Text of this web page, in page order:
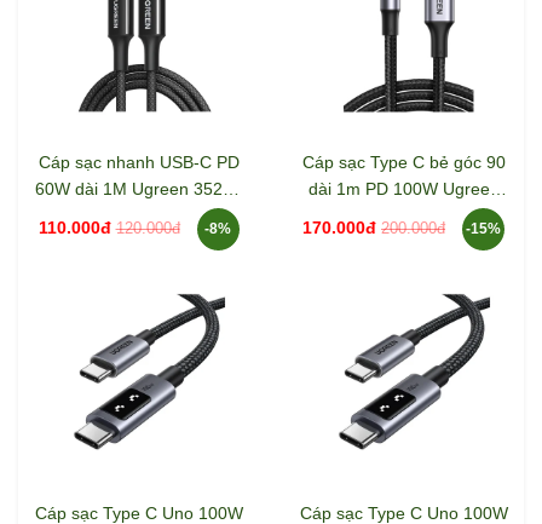
Cáp sạc nhanh USB-C PD
60W dài 1M Ugreen 35254
110.000đ 120.000đ -8%
Cáp sạc Type C bẻ góc 90
dài 1m PD 100W Ugreen
170.000đ 200.000đ -15%
Cáp sạc Type C Uno 100W
Cáp sạc Type C Uno 100W